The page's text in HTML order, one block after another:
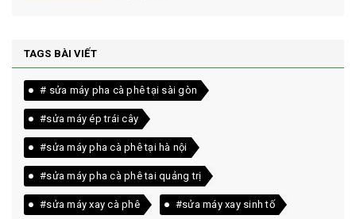
TAGS BÀI VIẾT
# sửa máy pha cà phê tại sài gòn
#sửa máy ép trái cây
#sửa máy pha cà phê tại hà nội
#sửa máy pha cà phê tai quảng trị
#sửa máy xay cà phê #sửa máy xay sinh tố